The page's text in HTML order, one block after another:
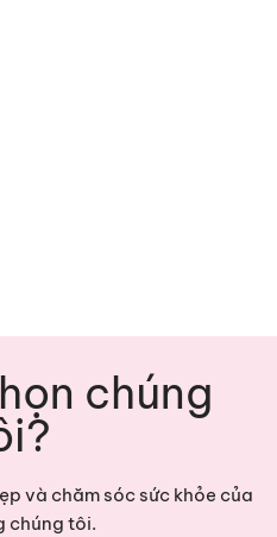
chúng
và chăm sóc sức khỏe của
chúng tôi.